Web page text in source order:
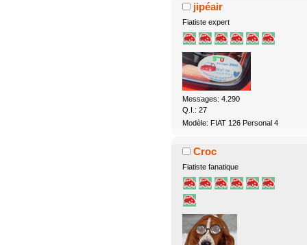
jipéair
Fiatiste expert
Messages: 4.290
Q.I.: 27
Modèle: FIAT 126 Personal 4
Croc
Fiatiste fanatique